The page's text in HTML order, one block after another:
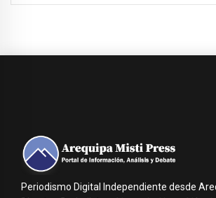
Periodismo Digital Independiente desde